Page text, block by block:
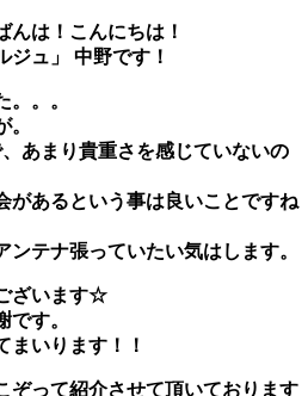
んは！こんにちは！
ジュ」 中野です！
。。
あまり貴重さを感じていないの
があるという事は良いことですね
テナ張っていたい気はします。
ざいます☆
す。
まいります！！
ぞって紹介させて頂いております